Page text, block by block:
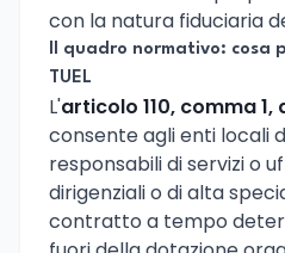
con la natura fiduciaria
Il quadro normativo: cosa
TUEL
L'articolo 110, comma 1,
consente agli enti locali
responsabili di servizi o
dirigenziali o di alta
contratto a tempo